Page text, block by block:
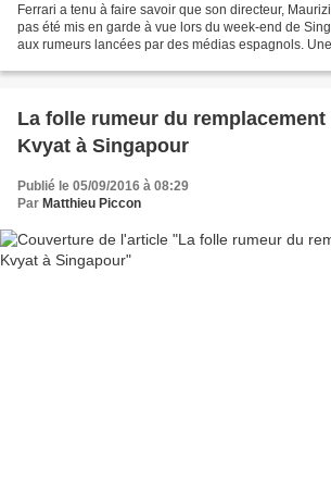
Ferrari a tenu à faire savoir que son directeur,
pas été mis en garde à vue lors du week-end de
aux rumeurs lancées par des médias espagnols.
La folle rumeur du remplacement
Kvyat à Singapour
Publié le 05/09/2016 à 08:29
Par Matthieu Piccon